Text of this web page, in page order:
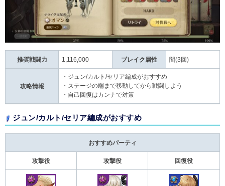
推奨戦闘力 1,116,000 ブレイク属性 闇(3回)
攻略情報
・ジュン/カルト/セリア編成がおすすめ
・ステージの端まで移動してから戦闘しよう
・自己回復はカンナで対策
ジュン/カルト/セリア編成がおすすめ
おすすめパーティ
攻撃役 攻撃役 回復役